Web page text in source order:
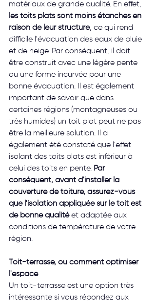
matériaux de grande qualité. En effet,
les toits plats sont moins étanches en
raison de leur structure, ce qui rend
difficile l'évacuation des eaux de pluie
et de neige. Par conséquent, il doit
être construit avec une légère pente
ou une forme incurvée pour une
bonne évacuation. Il est également
important de savoir que dans
certaines régions (montagneuses ou
très humides) un toit plat peut ne pas
être la meilleure solution. Il a
également été constaté que l'effet
isolant des toits plats est inférieur à
celui des toits en pente. Par
conséquent, avant d'installer la
couverture de toiture, assurez-vous
que l'isolation appliquée sur le toit est
de bonne qualité et adaptée aux
conditions de température de votre
région.
Toit-terrasse, ou comment optimiser
l'espace
Un toit-terrasse est une option très
intéressante si vous répondez aux